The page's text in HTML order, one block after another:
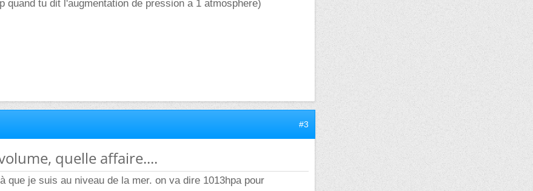
quand tu dit l'augmentation de pression a 1 atmosphere)
#3
quelle affaire....
que je suis au niveau de la mer. on va dire 1013hpa pour